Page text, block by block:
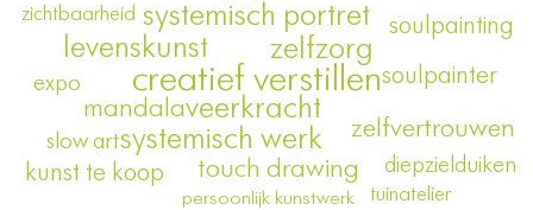
creatief verstillen
veerkracht
zelfzorg
systemisch portret
systemisch werk
levenskunst
zelfvertrouwen
touch drawing
mandala
kunst te koop
soulpainter
soulpainting
diepzielduiken
slow art
expo
zichtbaarheid
tuinatelier
persoonlijk kunstwerk